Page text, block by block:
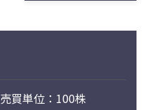
売買単位：100株